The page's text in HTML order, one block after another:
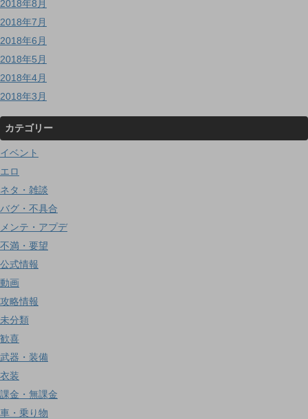
2018年8月
2018年7月
2018年6月
2018年5月
2018年4月
2018年3月
カテゴリー
イベント
エロ
ネタ・雑談
バグ・不具合
メンテ・アプデ
不満・要望
公式情報
動画
攻略情報
未分類
歓喜
武器・装備
衣装
課金・無課金
車・乗り物